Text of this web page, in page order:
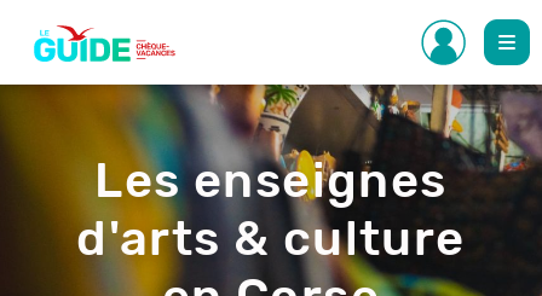
contenu
principal
Visuel
Les enseignes
d'arts & culture